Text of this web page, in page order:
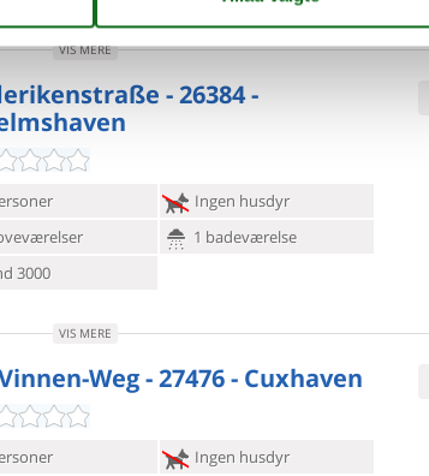
VIS MERE
- 26384 -
Ingen husdyr
1 badeværelse
3000
VIS MERE
Weg - 27476 - Cuxhaven
Ingen husdyr